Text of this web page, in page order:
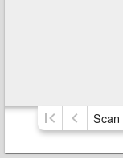
Scan